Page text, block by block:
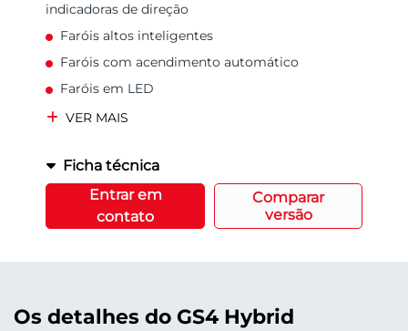
indicadoras de direção
Faróis altos inteligentes
Faróis com acendimento automático
Faróis em LED
VER MAIS
Ficha técnica
Entrar em
contato
Comparar
versão
Os detalhes do GS4 Hybrid